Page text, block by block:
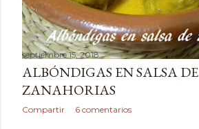
septiembre 15, 2018
ALBÓNDIGAS EN SALSA DE
ZANAHORIAS
Compartir 6 comentarios